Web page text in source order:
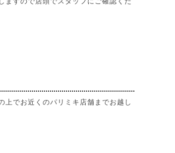
上でお近くのパリミキ店舗までお越し